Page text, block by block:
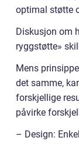
optimal støtte
Diskusjon om
ryggstøtte»
Mens
det samme,
forskjellige
påvirke
– Design: